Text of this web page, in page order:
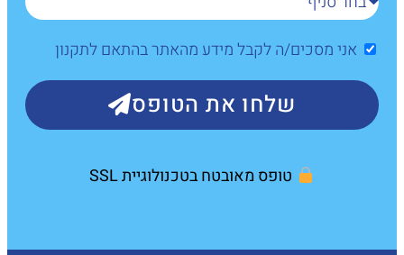
אני מסכים/ה לקבל מידע מהאתר בהתאם לתקנון
שלחו את הטופס
טופס מאובטח בטכנולוגיית SSL